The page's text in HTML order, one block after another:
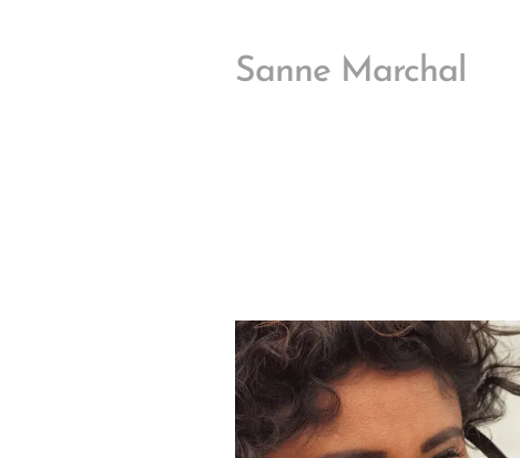
Sanne Marchal